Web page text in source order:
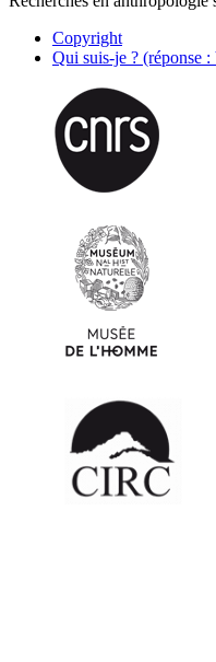
Copyright
Qui suis-je ? (réponse